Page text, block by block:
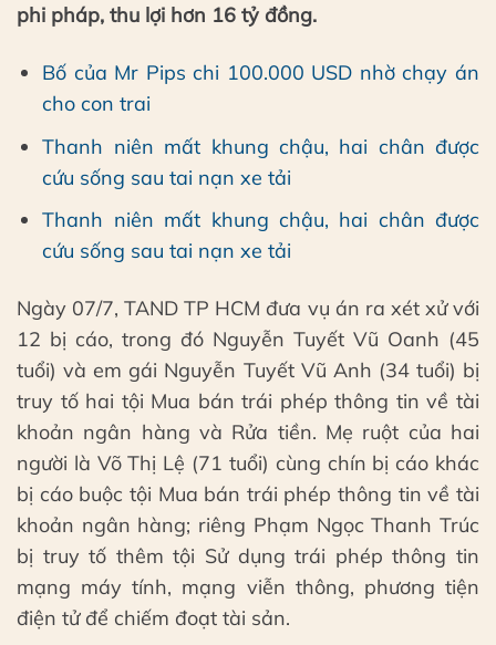
phi pháp, thu lợi hơn 16 tỷ đồng.
Bố của Mr Pips chi 100.000 USD nhờ chạy án
cho con trai
Thanh niên mất khung chậu, hai chân được
cứu sống sau tai nạn xe tải
Thanh niên mất khung chậu, hai chân được
cứu sống sau tai nạn xe tải
Ngày 07/7, TAND TP HCM đưa vụ án ra xét xử với
12 bị cáo, trong đó Nguyễn Tuyết Vũ Oanh (45
tuổi) và em gái Nguyễn Tuyết Vũ Anh (34 tuổi) bị
truy tố hai tội Mua bán trái phép thông tin về tài
khoản ngân hàng và Rửa tiền. Mẹ ruột của hai
người là Võ Thị Lệ (71 tuổi) cùng chín bị cáo khác
bị cáo buộc tội Mua bán trái phép thông tin về tài
khoản ngân hàng; riêng Phạm Ngọc Thanh Trúc
bị truy tố thêm tội Sử dụng trái phép thông tin
mạng máy tính, mạng viễn thông, phương tiện
điện tử để chiếm đoạt tài sản.